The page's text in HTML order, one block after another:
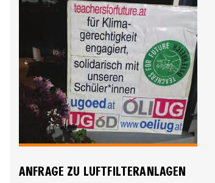
ANFRAGE ZU LUFTFILTERANLAGEN